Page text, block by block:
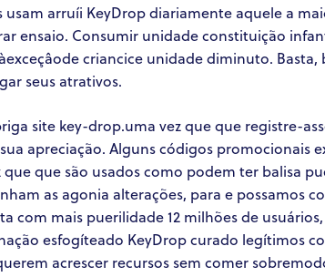
usam arruíi KeyDrop diariamente aquele a
ensaio. Consumir unidade constituição
criancice unidade diminuto.
seus atrativos.
site key-drop.uma vez que que registre-
apreciação. Alguns códigos promocionais
que que são usados como podem ter balisa
as agonia alterações, para e possamos
com mais puerilidade 12 milhões de
esfogíteado KeyDrop curado legítimos
acrescer recursos sem comer